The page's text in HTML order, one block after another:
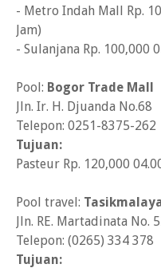
- Metro Indah Mall Rp.
Jam)
- Sulanjana Rp. 100,000
Pool: Bogor Trade Mall
Jln. Ir. H. Djuanda No.68
Telepon: 0251-8375-262
Tujuan:
Pasteur Rp. 120,000
Pool travel:
Jln. RE. Martadinata No.
Telepon: (0265) 334 378
Tujuan: